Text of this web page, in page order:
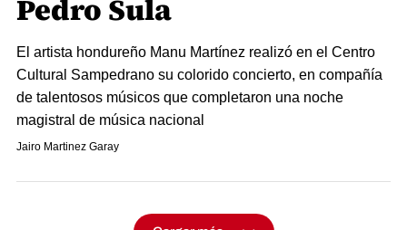
Pedro Sula
El artista hondureño Manu Martínez realizó en el Centro
Cultural Sampedrano su colorido concierto, en compañía
de talentosos músicos que completaron una noche
magistral de música nacional
Jairo Martinez Garay